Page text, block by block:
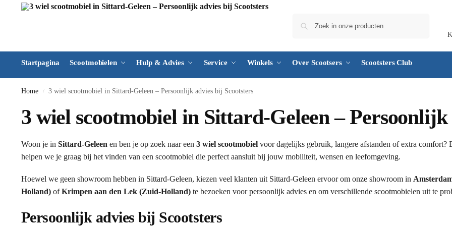
Startpagina Scootmobielen Hulp & Advies Service Winkels Over Scootsers Scootsters Club
Home / 3 wiel scootmobiel in Sittard-Geleen – Persoonlijk advies bij Scootsters
3 wiel scootmobiel in Sittard-Geleen –
Woon je in Sittard-Geleen en ben je op zoek naar een 3 wiel scootmobielvoor dagelijks gebruik, langere afstanden of extra comfort?
helpen we je graag bij het vinden van een scootmobiel die perfect aansluit bij jouw mobiliteit, wensen en leefomgeving.
Hoewel we geen showroom hebben in Sittard-Geleen, kiezen veel klanten uit Sittard-Geleen ervoor om onze showroom in
Holland)ofKrimpen aan den Lek (Zuid-Holland)te bezoeken voor persoonlijk advies en om verschillende scootmobielen uit te
Persoonlijk advies bij Scootsters